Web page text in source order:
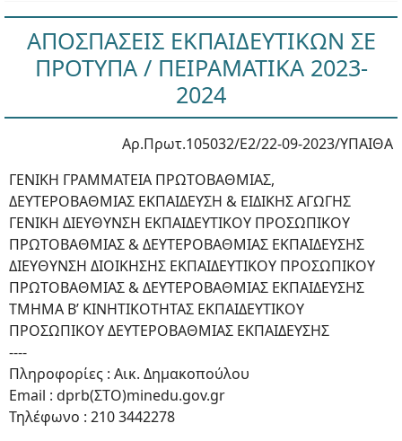
ΑΠΟΣΠΑΣΕΙΣ ΕΚΠΑΙΔΕΥΤΙΚΩΝ ΣΕ
ΠΡΟΤΥΠΑ / ΠΕΙΡΑΜΑΤΙΚΑ 2023-
2024
Αρ.Πρωτ.105032/Ε2/22-09-2023/ΥΠΑΙΘΑ
ΓΕΝΙΚΗ ΓΡΑΜΜΑΤΕΙΑ ΠΡΩΤΟΒΑΘΜΙΑΣ,
ΔΕΥΤΕΡΟΒΑΘΜΙΑΣ ΕΚΠΑΙΔΕΥΣΗ & ΕΙΔΙΚΗΣ ΑΓΩΓΗΣ
ΓΕΝΙΚΗ ΔΙΕΥΘΥΝΣΗ ΕΚΠΑΙΔΕΥΤΙΚΟΥ ΠΡΟΣΩΠΙΚΟΥ
ΠΡΩΤΟΒΑΘΜΙΑΣ & ΔΕΥΤΕΡΟΒΑΘΜΙΑΣ ΕΚΠΑΙΔΕΥΣΗΣ
ΔΙΕΥΘΥΝΣΗ ΔΙΟΙΚΗΣΗΣ ΕΚΠΑΙΔΕΥΤΙΚΟΥ ΠΡΟΣΩΠΙΚΟΥ
ΠΡΩΤΟΒΑΘΜΙΑΣ & ΔΕΥΤΕΡΟΒΑΘΜΙΑΣ ΕΚΠΑΙΔΕΥΣΗΣ
ΤΜΗΜΑ Β’ ΚΙΝΗΤΙΚΟΤΗΤΑΣ ΕΚΠΑΙΔΕΥΤΙΚΟΥ
ΠΡΟΣΩΠΙΚΟΥ ΔΕΥΤΕΡΟΒΑΘΜΙΑΣ ΕΚΠΑΙΔΕΥΣΗΣ
----
Πληροφορίες : Αικ. Δημακοπούλου
Email : dprb(ΣΤΟ)minedu.gov.gr
Τηλέφωνο : 210 3442278